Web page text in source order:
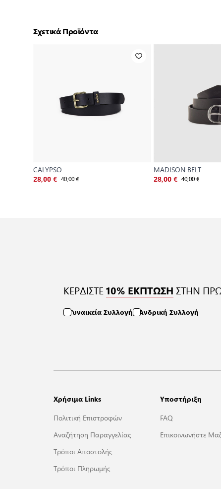
Σχετικά Προϊόντα
CALYPSO
28,00 € 40,00 €
MADISON BELT
28,00 € 40,00 €
ΚΕΡΔΙΣΤΕ 10% ΕΚΠΤΩΣΗ ΣΤΗΝ
Γυναικεία Συλλογή Ανδρική Συλλογή
Χρήσιμα Links
Πολιτική Επιστροφών
Αναζήτηση Παραγγελίας
Τρόποι Αποστολής
Τρόποι Πληρωμής
Υποστήριξη
FAQ
Επικοινωνήστε